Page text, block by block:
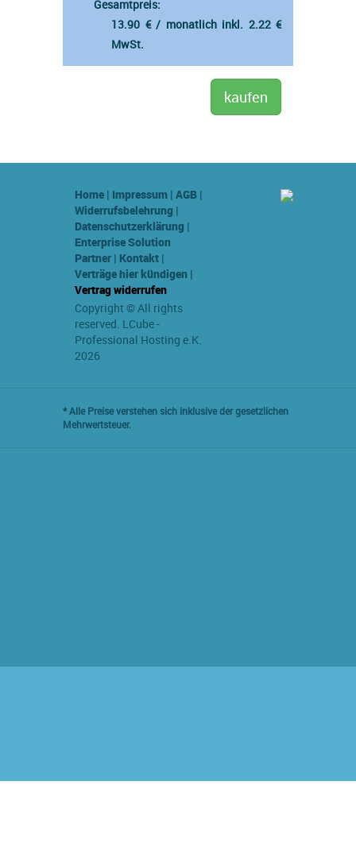
Gesamtpreis:
13.90 € / monatlich inkl. 2.22 €
MwSt.
Home | Impressum | AGB |
Widerrufsbelehrung |
Datenschutzerklärung |
Enterprise Solution
Partner | Kontakt |
Verträge hier kündigen |
Vertrag widerrufen
Copyright © All rights
reserved. LCube -
Professional Hosting e.K.
2026
* Alle Preise verstehen sich inklusive der gesetzlichen
Mehrwertsteuer.